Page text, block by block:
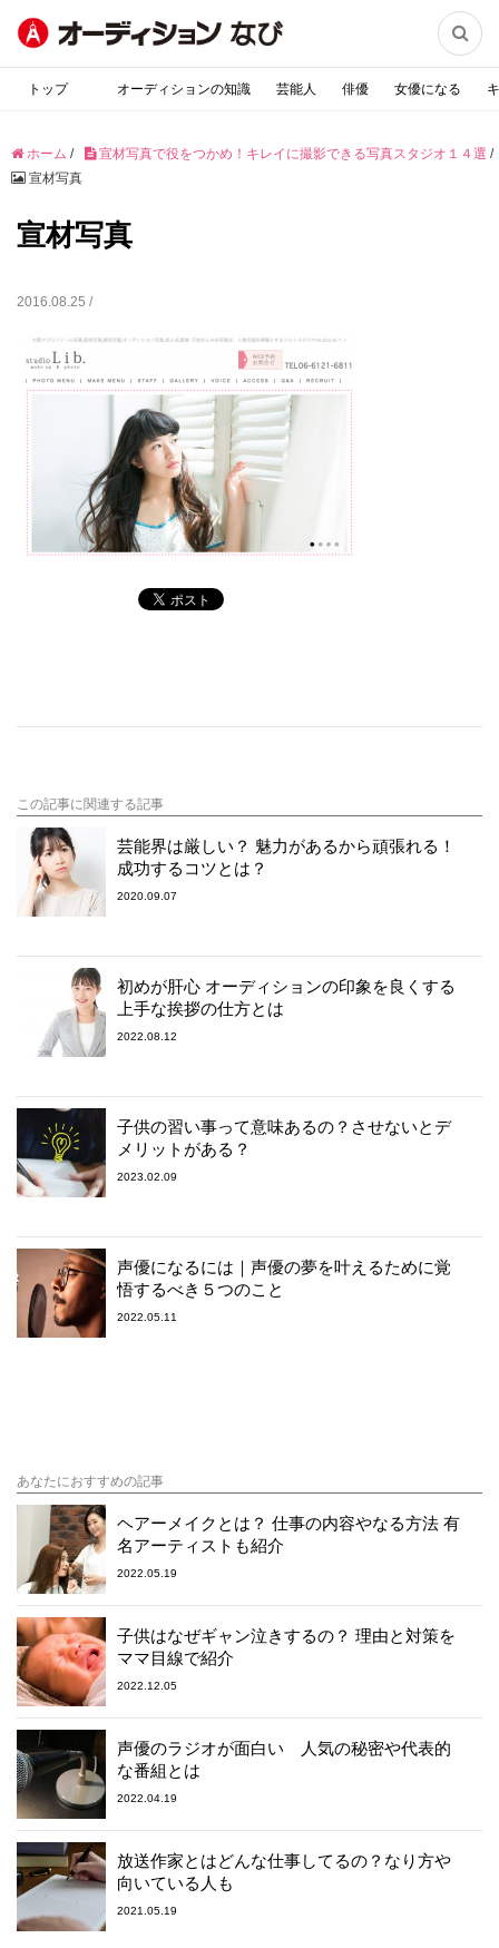

トップ オーディションの知識 芸能人 俳優 女優になる
ホーム / 宣材写真で役をつかめ！キレイに撮影できる写真スタジオ１４選 /
宣材写真
宣材写真
2016.08.25 /
この記事に関連する記事
芸能界は厳しい？ 魅力があるから頑張れる！
成功するコツとは？
2020.09.07
初めが肝心 オーディションの印象を良くする
上手な挨拶の仕方とは
2022.08.12
子供の習い事って意味あるの？させないとデ
メリットがある？
2023.02.09
声優になるには｜声優の夢を叶えるために覚
悟するべき５つのこと
2022.05.11
あなたにおすすめの記事
ヘアーメイクとは？ 仕事の内容やなる方法 有
名アーティストも紹介
2022.05.19
子供はなぜギャン泣きするの？ 理由と対策を
ママ目線で紹介
2022.12.05
声優のラジオが面白い 人気の秘密や代表的
な番組とは
2022.04.19
放送作家とはどんな仕事してるの？なり方や
向いている人も
2021.05.19